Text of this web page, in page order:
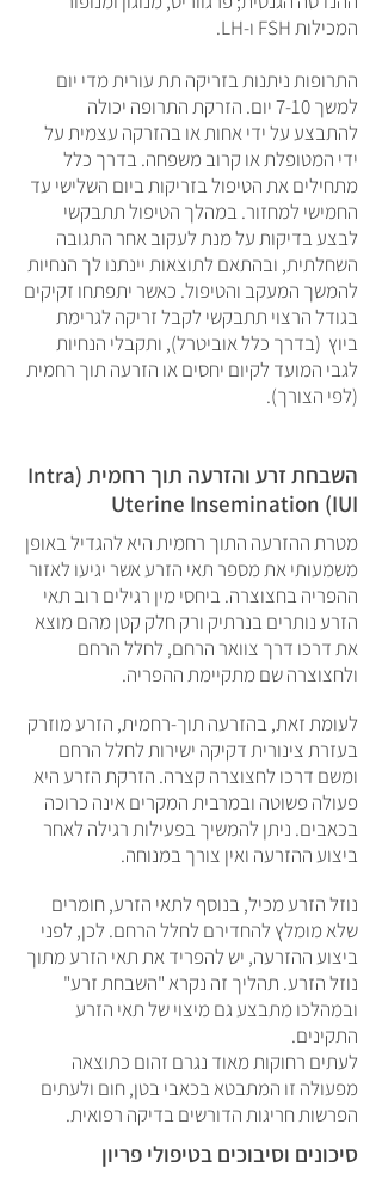
המכילות FSH ו-LH.
התרופות ניתנות בזריקה תת עורית מדי יום
למשך 7-10 יום. הזרקת התרופה יכולה
להתבצע על ידי אחות או בהזרקה עצמית על
ידי המטופלת או קרוב משפחה. בדרך כלל
מתחילים את הטיפול בזריקות ביום השלישי עד
החמישי למחזור. במהלך הטיפול תתבקשי
לבצע בדיקות על מנת לעקוב אחר התגובה
השחלתית, ובהתאם לתוצאות יינתנו לך הנחיות
להמשך המעקב והטיפול. כאשר יתפתחו זקיקים
בגודל הרצוי תתבקשי לקבל זריקה לגרימת
ביוץ (בדרך כלל אוביטרל), ותקבלי הנחיות
לגבי המועד לקיום יחסים או הזרעה תוך רחמית
(לפי הצורך).
השבחת זרע והזרעה תוך רחמית (Intra
Uterine Insemination (IUI
מטרת ההזרעה התוך רחמית היא להגדיל באופן
משמעותי את מספר תאי הזרע אשר יגיעו לאזור
ההפריה בחצוצרה. ביחסי מין רגילים רוב תאי
הזרע נותרים בנרתיק ורק חלק קטן מהם מוצא
את דרכו דרך צוואר הרחם, לחלל הרחם
ולחצוצרה שם מתקיימת ההפריה.
לעומת זאת, בהזרעה תוך-רחמית, הזרע מוזרק
בעזרת צינורית דקיקה ישירות לחלל הרחם
ומשם דרכו לחצוצרה קצרה. הזרקת הזרע היא
פעולה פשוטה ובמרבית המקרים אינה כרוכה
בכאבים. ניתן להמשיך בפעילות רגילה לאחר
ביצוע ההזרעה ואין צורך במנוחה.
נוזל הזרע מכיל, בנוסף לתאי הזרע, חומרים
שלא מומלץ להחדירם לחלל הרחם. לכן, לפני
ביצוע ההזרעה, יש להפריד את תאי הזרע מתוך
נוזל הזרע. תהליך זה נקרא "השבחת זרע"
ובמהלכו מתבצע גם מיצוי של תאי הזרע
התקינים.
לעתים רחוקות מאוד נגרם זהום כתוצאה
מפעולה זו המתבטא בכאבי בטן, חום ולעתים
הפרשות חריגות הדורשים בדיקה רפואית.
סיכונים וסיבוכים בטיפולי פריון